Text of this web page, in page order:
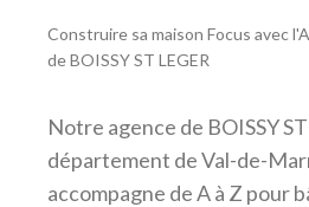
Construire sa maison Focus avec
de BOISSY ST LEGER
Notre agence de BOISSY
département de Val-de-
accompagne de A à Z pour